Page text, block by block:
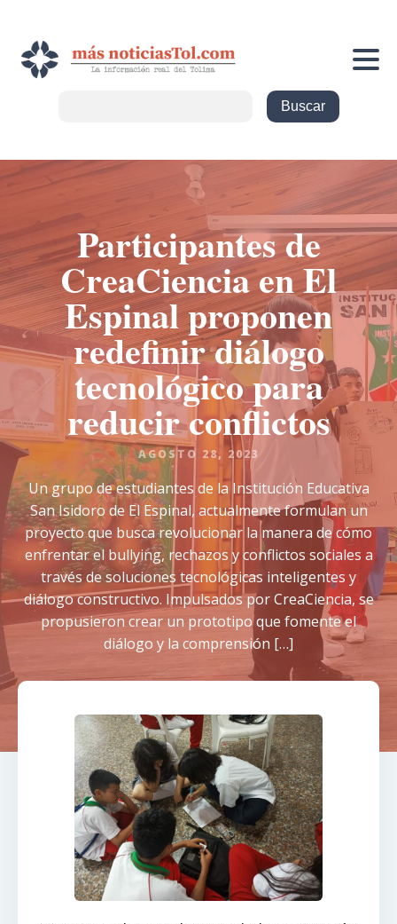
Participantes de
CreaCiencia en El
Espinal proponen
redefinir diálogo
tecnológico para
reducir conflictos
AGOSTO 28, 2023
Un grupo de estudiantes de la Institución Educativa
San Isidoro de El Espinal, actualmente formulan un
proyecto que busca revolucionar la manera de cómo
enfrentar el bullying, rechazos y conflictos sociales a
través de soluciones tecnológicas inteligentes y
diálogo constructivo. Impulsados por CreaCiencia, se
propusieron crear un prototipo que fomente el
diálogo y la comprensión […]